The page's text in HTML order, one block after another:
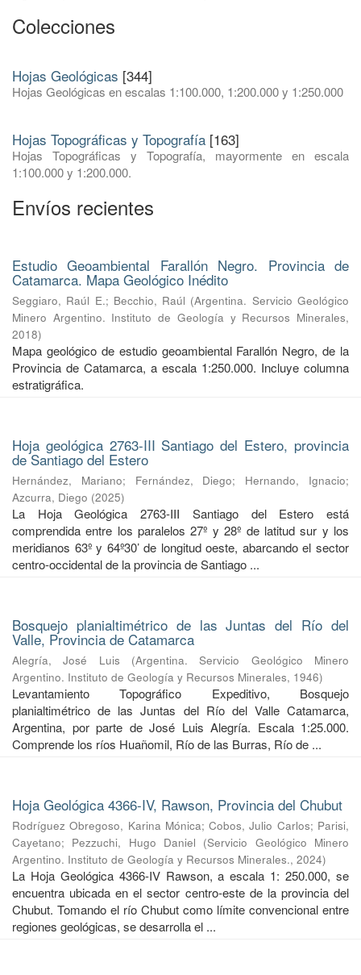
Colecciones
Hojas Geológicas [344]
Hojas Geológicas en escalas 1:100.000, 1:200.000 y 1:250.000
Hojas Topográficas y Topografía [163]
Hojas Topográficas y Topografía, mayormente en escala
1:100.000 y 1:200.000.
Envíos recientes
Estudio Geoambiental Farallón Negro. Provincia de
Catamarca. Mapa Geológico Inédito
Seggiaro, Raúl E.; Becchio, Raúl (Argentina. Servicio Geológico
Minero Argentino. Instituto de Geología y Recursos Minerales,
2018)
Mapa geológico de estudio geoambiental Farallón Negro, de la
Provincia de Catamarca, a escala 1:250.000. Incluye columna
estratigráfica.
Hoja geológica 2763-III Santiago del Estero, provincia
de Santiago del Estero
Hernández, Mariano; Fernández, Diego; Hernando, Ignacio;
Azcurra, Diego (2025)
La Hoja Geológica 2763-III Santiago del Estero está
comprendida entre los paralelos 27º y 28º de latitud sur y los
meridianos 63º y 64º30’ de longitud oeste, abarcando el sector
centro-occidental de la provincia de Santiago ...
Bosquejo planialtimétrico de las Juntas del Río del
Valle, Provincia de Catamarca
Alegría, José Luis (Argentina. Servicio Geológico Minero
Argentino. Instituto de Geología y Recursos Minerales, 1946)
Levantamiento Topográfico Expeditivo, Bosquejo
planialtimétrico de las Juntas del Río del Valle Catamarca,
Argentina, por parte de José Luis Alegría. Escala 1:25.000.
Comprende los ríos Huañomil, Río de las Burras, Río de ...
Hoja Geológica 4366-IV, Rawson, Provincia del Chubut
Rodríguez Obregoso, Karina Mónica;Cobos, Julio Carlos; Parisi,
Cayetano; Pezzuchi, Hugo Daniel (Servicio Geológico Minero
Argentino. Instituto de Geología y Recursos Minerales., 2024)
La Hoja Geológica 4366-IV Rawson, a escala 1: 250.000, se
encuentra ubicada en el sector centro-este de la provincia del
Chubut. Tomando el río Chubut como límite convencional entre
regiones geológicas, se desarrolla el ...